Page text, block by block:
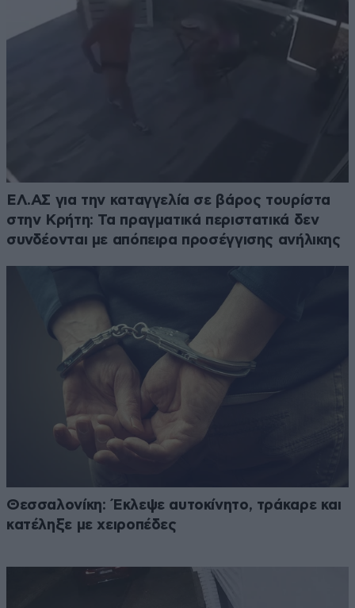
ΕΛ.ΑΣ για την καταγγελία σε βάρος τουρίστα
στην Κρήτη: Τα πραγματικά περιστατικά δεν
συνδέονται με απόπειρα προσέγγισης ανήλικης
Θεσσαλονίκη: Έκλεψε αυτοκίνητο, τράκαρε και
κατέληξε με χειροπέδες